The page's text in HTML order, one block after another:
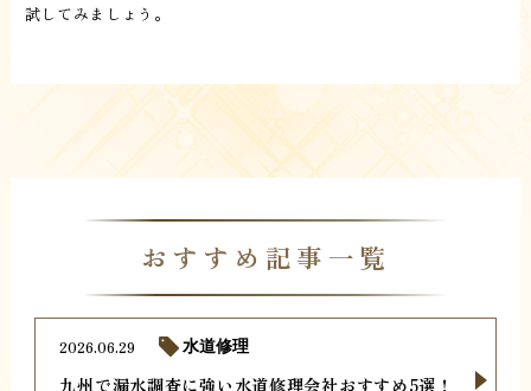
試してみましょう。
おすすめ記事一覧
九州で漏水調査に強い水道修理会社おすすめ5選！
2026.06.29 水道修理